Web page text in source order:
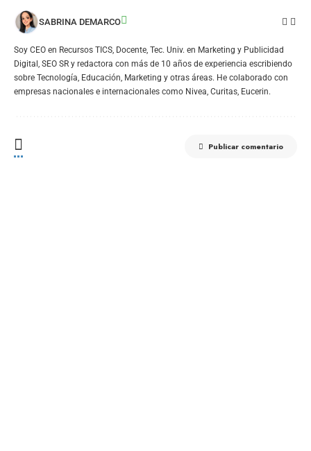
SABRINA DEMARCO
Soy CEO en Recursos TICS, Docente, Tec. Univ. en Marketing y Publicidad
Digital, SEO SR y redactora con más de 10 años de experiencia escribiendo
sobre Tecnología, Educación, Marketing y otras áreas. He colaborado con
empresas nacionales e internacionales como Nivea, Curitas, Eucerin.
Publicar comentario